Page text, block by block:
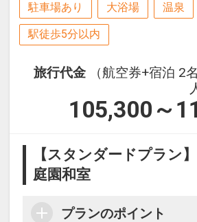
駐車場あり 大浴場 温泉
駅徒歩5分以内
旅行代金
（航空券+宿泊 2
105,300～
【スタンダードプラン
庭園和室
プランのポイント